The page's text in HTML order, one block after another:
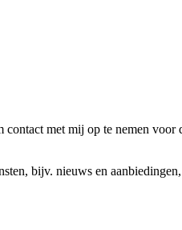
met mij op te nemen voor
bijv. nieuws en